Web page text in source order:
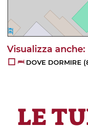
DOVE DORMIRE
LE